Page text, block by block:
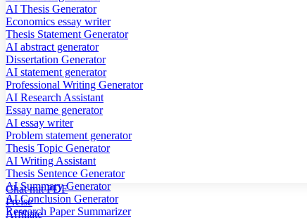
AI Thesis Generator
Economics essay writer
Thesis Statement Generator
AI abstract generator
Dissertation Generator
AI statement generator
Professional Writing Generator
AI Research Assistant
Essay name generator
AI essay writer
Problem statement generator
Thesis Topic Generator
AI Writing Assistant
Thesis Sentence Generator
AI Summary Generator
AI Conclusion Generator
Research Paper Summarizer
Chat mit PDF
Preise
Affiliate